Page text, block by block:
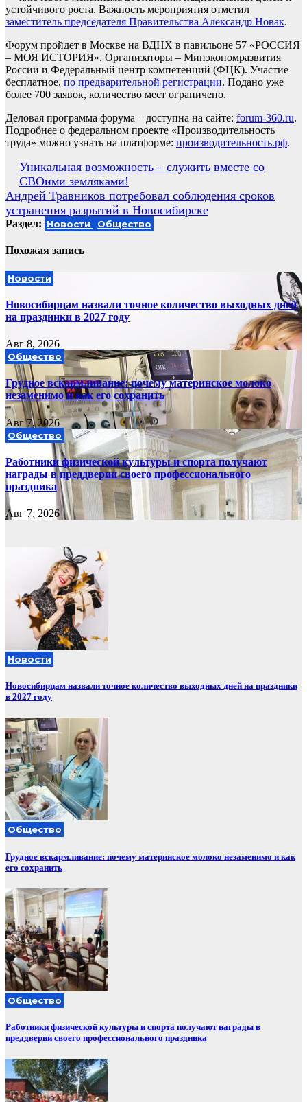
устойчивого роста. Важность мероприятия отметил
заместитель председателя Правительства Александр Новак.
Форум пройдет в Москве на ВДНХ в павильоне 57 «РОССИЯ
– МОЯ ИСТОРИЯ». Организаторы – Минэкономразвития
России и Федеральный центр компетенций (ФЦК). Участие
бесплатное, по предварительной регистрации. Подано уже
более 700 заявок, количество мест ограничено.
Деловая программа форума – доступна на сайте: forum-360.ru.
Подробнее о федеральном проекте «Производительность
труда» можно узнать на платформе: производительность.рф.
Навигация
по
записям
Уникальная возможность – служить вместе со
СВОими земляками!
Андрей Травников потребовал соблюдения сроков
устранения разрытий в Новосибирске
Раздел: Новости Общество
Похожая запись
Новости
Новосибирцам назвали точное количество выходных дней
на праздники в 2027 году
Авг 8, 2026
Общество
Грудное вскармливание: почему материнское молоко
незаменимо и как его сохранить
Авг 7, 2026
Общество
Работники физической культуры и спорта получают
награды в преддверии своего профессионального
праздника
Авг 7, 2026
Новости
Новосибирцам назвали точное количество выходных дней на праздники
в 2027 году
Общество
Грудное вскармливание: почему материнское молоко незаменимо и как
его сохранить
Общество
Работники физической культуры и спорта получают награды в
преддверии своего профессионального праздника